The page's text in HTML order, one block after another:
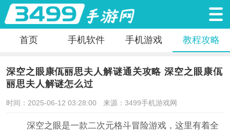
首页 手机软件 手机游戏 教程攻略
深空之眼康佤丽思夫人解谜通关攻略 深空之眼康佤
丽思夫人解谜怎么过
时间：2025-06-12 03:28:00 来源：3499手机游戏网
深空之眼是一款二次元格斗冒险游戏，这里有着全